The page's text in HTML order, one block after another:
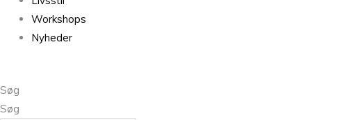
Workshops
Nyheder
Søg
Søg